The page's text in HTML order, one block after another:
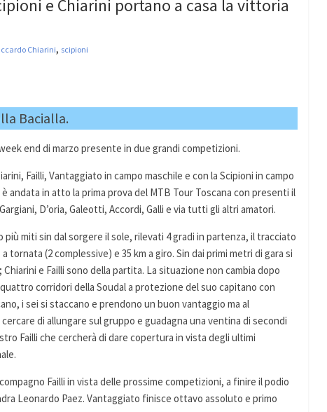
e Chiarini portano a casa la vittoria
Chiarini, scipioni
Bacialla.
end di marzo presente in due grandi competizioni.
Failli, Vantaggiato in campo maschile e con la Scipioni in campo
andata in atto la prima prova del MTB Tour Toscana con presenti il
D’oria, Galeotti, Accordi, Galli e via tutti gli altri amatori.
miti sin dal sorgere il sole, rilevati 4 gradi in partenza, il tracciato
tornata (2 complessive) e 35 km a giro. Sin dai primi metri di gara si
e Failli sono della partita. La situazione non cambia dopo
corridori della Soudal a protezione del suo capitano con
i sei si staccano e prendono un buon vantaggio ma al
di allungare sul gruppo e guadagna una ventina di secondi
Failli che cercherà di dare copertura in vista degli ultimi
Failli in vista delle prossime competizioni, a finire il podio
Leonardo Paez. Vantaggiato finisce ottavo assoluto e primo